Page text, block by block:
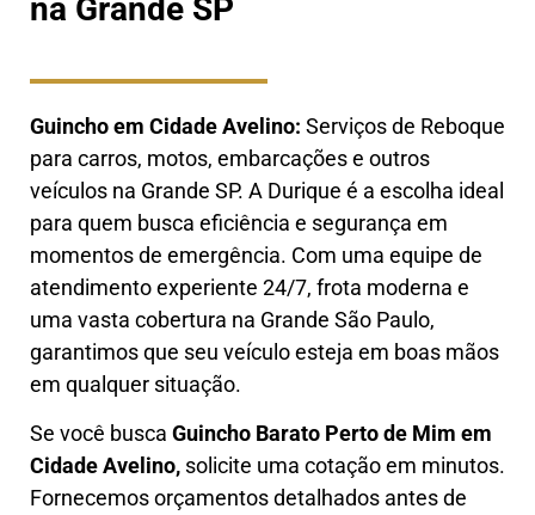
na Grande SP
Guincho em Cidade Avelino: Serviços de Reboque
para carros, motos, embarcações e outros
veículos na Grande SP. A Durique é a escolha ideal
para quem busca eficiência e segurança em
momentos de emergência. Com uma equipe de
atendimento experiente 24/7, frota moderna e
uma vasta cobertura na Grande São Paulo,
garantimos que seu veículo esteja em boas mãos
em qualquer situação.
Se você busca Guincho Barato Perto de Mim em
Cidade Avelino, solicite uma cotação em minutos.
Fornecemos orçamentos detalhados antes de